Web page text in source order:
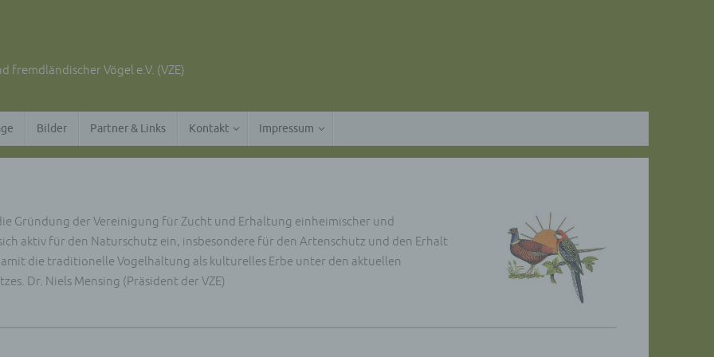
Vögel e.V. (VZE)
Bilder Partner & Links Kontakt Impressum
Gründung der Vereinigung für Zucht und Erhaltung einheimischer und
aktiv für den Naturschutz ein, insbesondere für den Artenschutz und den Erhalt
die traditionelle Vogelhaltung als kulturelles Erbe unter den aktuellen
Dr. Niels Mensing (Präsident der VZE)